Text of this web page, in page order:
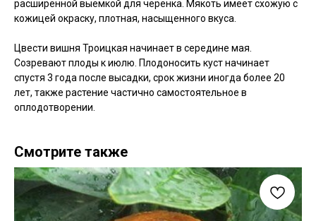
расширенной выемкой для черенка. Мякоть имеет схожую с
кожицей окраску, плотная, насыщенного вкуса.
Цвести вишня Троицкая начинает в середине мая.
Созревают плоды к июлю. Плодоносить куст начинает
спустя 3 года после высадки, срок жизни иногда более 20
лет, также растение частично самостоятельное в
оплодотворении.
Смотрите также